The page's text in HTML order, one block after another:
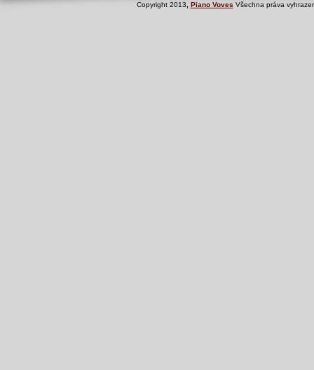
Copyright 2013 Piano Voves Všechna práva